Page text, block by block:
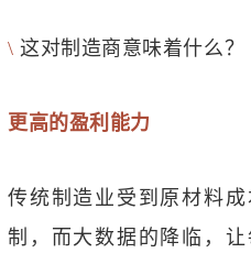
\ 这对制造商意味着什么？
更高的盈利能力
传统制造业受到原材料
制，而大数据的降临，